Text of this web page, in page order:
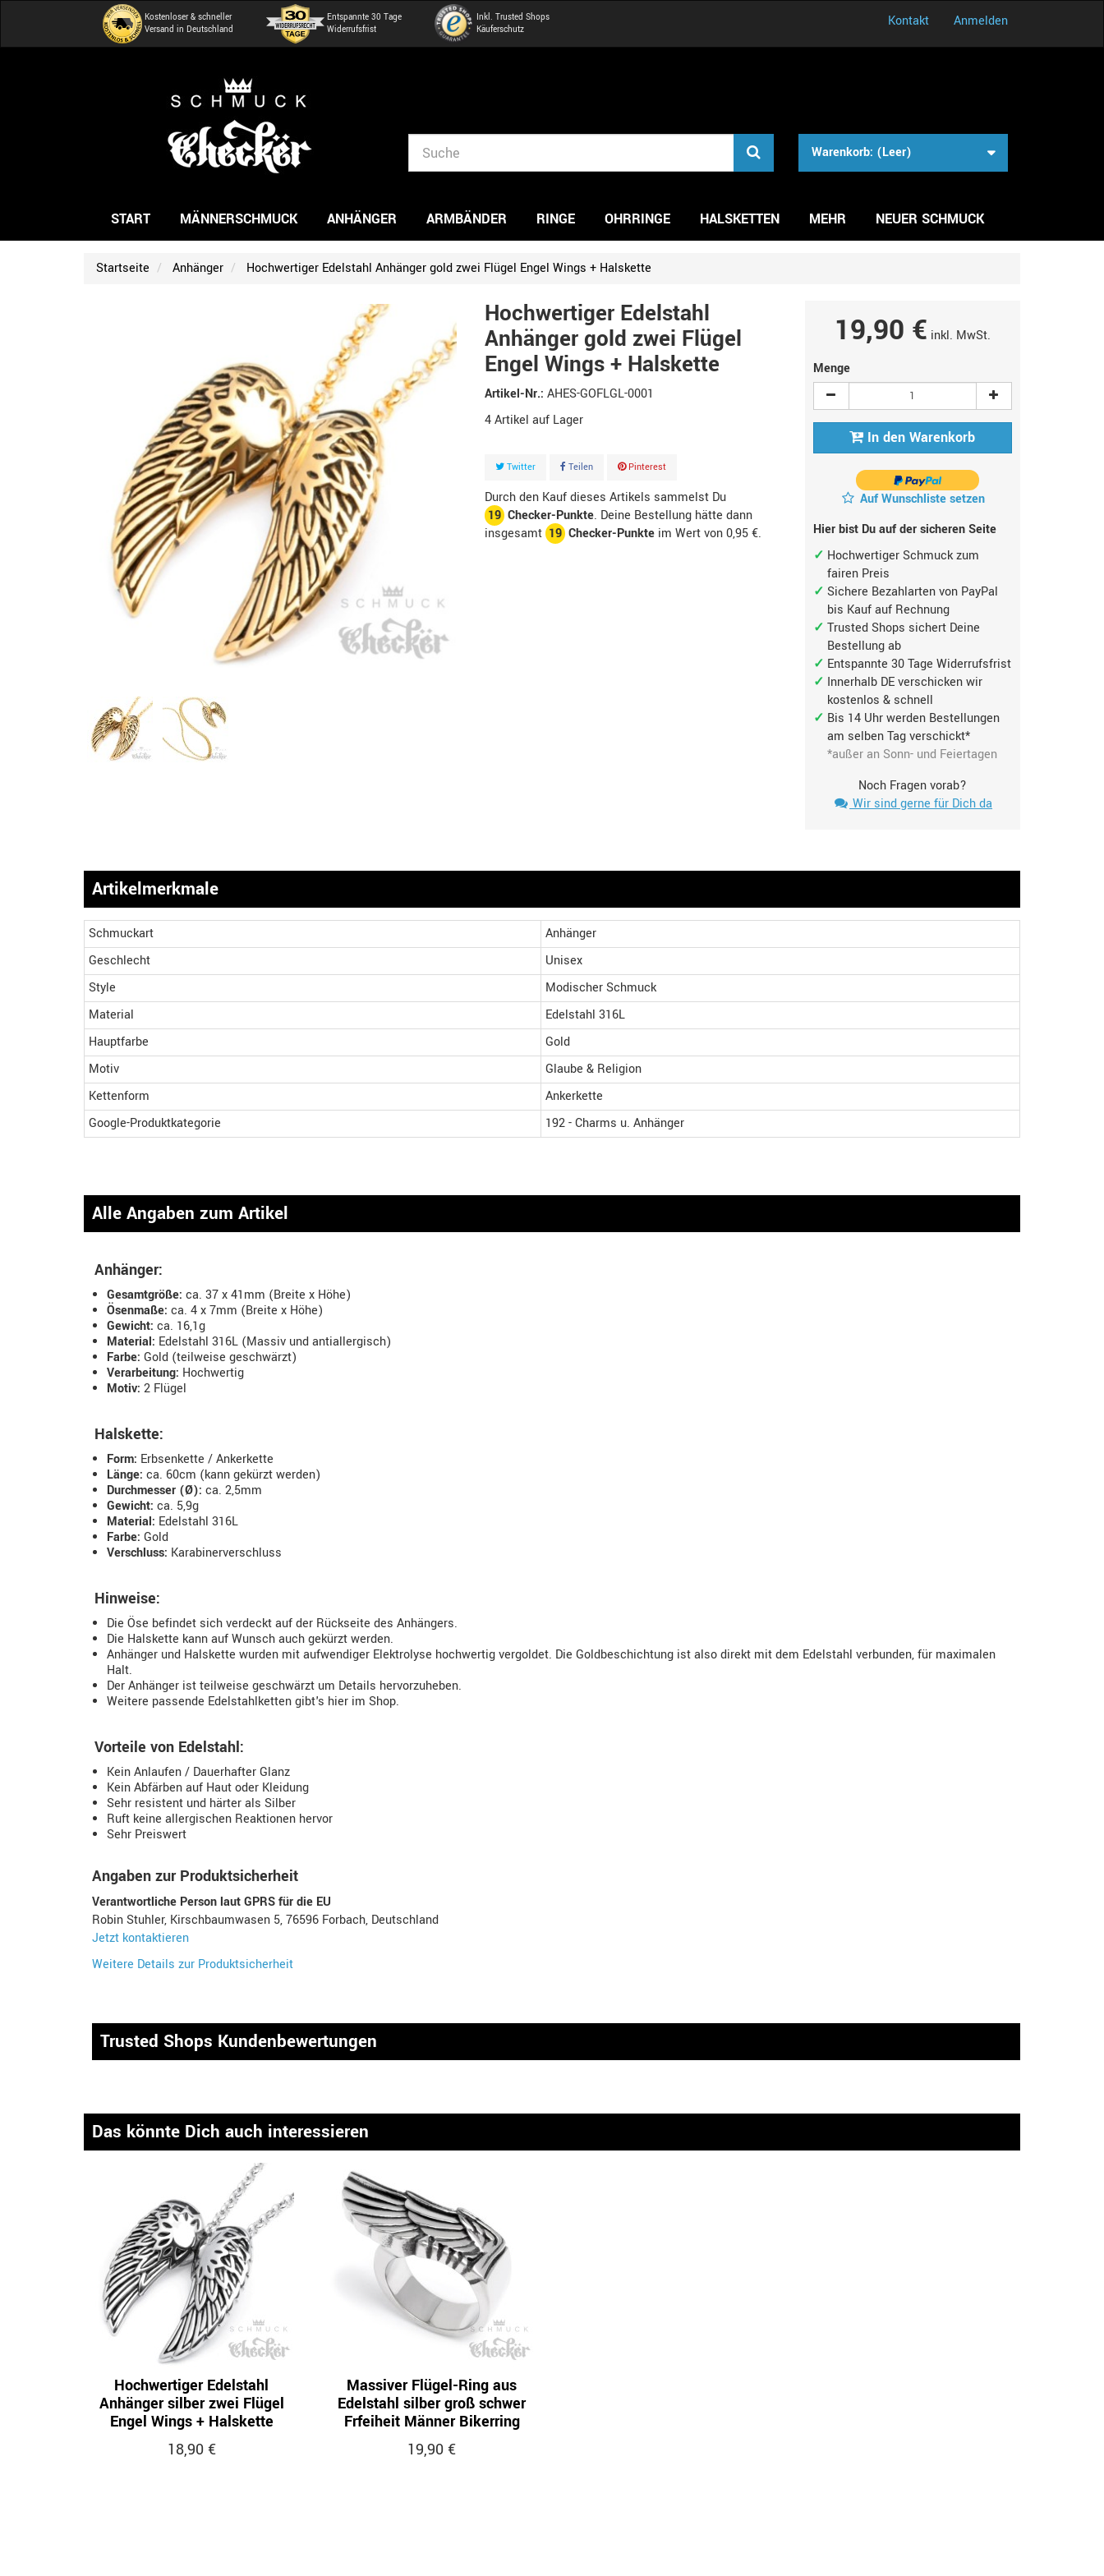
Kontakt Anmelden
Warenkorb: (Leer)
Kostenloser & schneller
Versand in Deutschland
Entspannte 30 Tage
Widerrufsfrist
Inkl. Trusted Shops
Käuferschutz
START MÄNNERSCHMUCK ANHÄNGER ARMBÄNDER RINGE OHRRINGE HALSKETTEN MEHR NEUER SCHMUCK
Startseite Anhänger Hochwertiger Edelstahl Anhänger gold zwei Flügel Engel Wings + Halskette
Hochwertiger Edelstahl
Anhänger gold zwei Flügel
Engel Wings + Halskette
Artikel-Nr.: AHES-GOFLGL-0001
4 Artikel
Twitter Teilen Pinterest
Durch den Kauf dieses Artikels sammelst Du
19Checker-Punkte. Deine Bestellung hätte dann
insgesamt 19Checker-Punkteim Wert von0,95 €.
19,90 € inkl. MwSt.
Menge
In den Warenkorb
Auf Wunschliste setzen
Hier bist Du auf der sicheren Seite
Hochwertiger Schmuck zum
fairen Preis
Sichere Bezahlarten von PayPal
bis Kauf auf Rechnung
Trusted Shops sichert Deine
Bestellung ab
Entspannte 30 Tage Widerrufsfrist
Innerhalb DE verschicken wir
kostenlos & schnell
Bis 14 Uhr werden Bestellungen
am selben Tag verschickt*
*außer an Sonn- und Feiertagen
Noch Fragen vorab?
Wir sind gerne für Dich da
Artikelmerkmale
Schmuckart
Anhänger
Geschlecht
Unisex
Style
Modischer Schmuck
Material
Edelstahl 316L
Hauptfarbe
Gold
Motiv
Glaube & Religion
Kettenform
Ankerkette
Google-Produktkategorie
192 - Charms u. Anhänger
Alle Angaben zum Artikel
Anhänger:
Gesamtgröße: ca. 37 x 41mm (Breite x Höhe)
Ösenmaße: ca. 4 x 7mm (Breite x Höhe)
Gewicht: ca. 16,1g
Material: Edelstahl 316L (Massiv und antiallergisch)
Farbe: Gold (teilweise geschwärzt)
Verarbeitung: Hochwertig
Motiv: 2 Flügel
Halskette:
Form: Erbsenkette / Ankerkette
Länge: ca. 60cm (kann gekürzt werden)
Durchmesser (Ø): ca. 2,5mm
Gewicht: ca. 5,9g
Material: Edelstahl 316L
Farbe: Gold
Verschluss: Karabinerverschluss
Hinweise:
Die Öse befindet sich verdeckt auf der Rückseite des Anhängers.
Die Halskette kann auf Wunsch auch gekürzt werden.
Anhänger und Halskette wurden mit aufwendiger Elektrolyse hochwertig vergoldet. Die Goldbeschichtung ist also direkt mit dem Edelstahl verbunden, für maximalen
Halt.
Der Anhänger ist teilweise geschwärzt um Details hervorzuheben.
Weitere passende Edelstahlketten gibt's hier im Shop.
Vorteile von Edelstahl:
Kein Anlaufen / Dauerhafter Glanz
Kein Abfärben auf Haut oder Kleidung
Sehr resistent und härter als Silber
Ruft keine allergischen Reaktionen hervor
Sehr Preiswert
Angaben zur Produktsicherheit
Verantwortliche Person laut GPRS für die EU
Robin Stuhler, Kirschbaumwasen 5, 76596 Forbach, Deutschland
Jetzt kontaktieren
Weitere Details zur Produktsicherheit
Trusted Shops Kundenbewertungen
Das könnte Dich auch interessieren
Hochwertiger Edelstahl
Anhänger silber zwei Flügel
Engel Wings + Halskette
18,90 €
Massiver Flügel-Ring aus
Edelstahl silber groß schwer
Frfeiheit Männer Bikerring
19,90 €